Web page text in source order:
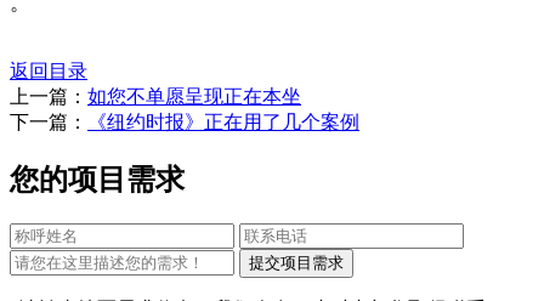
返回目录
上一篇： 如您不单愿呈现正在本坐
下一篇：
《纽约时报》正在用了几个案例
您的项目需求